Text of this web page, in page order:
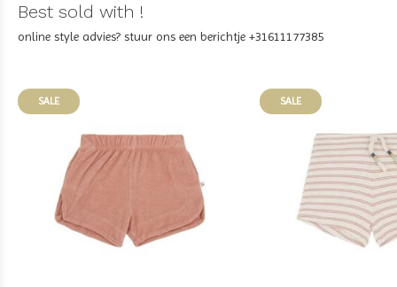
Best sold with !
online style advies? stuur ons een berichtje +31611177385
SALE SALE